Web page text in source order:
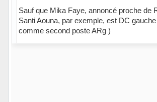
Sauf que Mika Faye, annoncé proche de
Santi Aouna, par exemple, est DC
comme second poste ARg )